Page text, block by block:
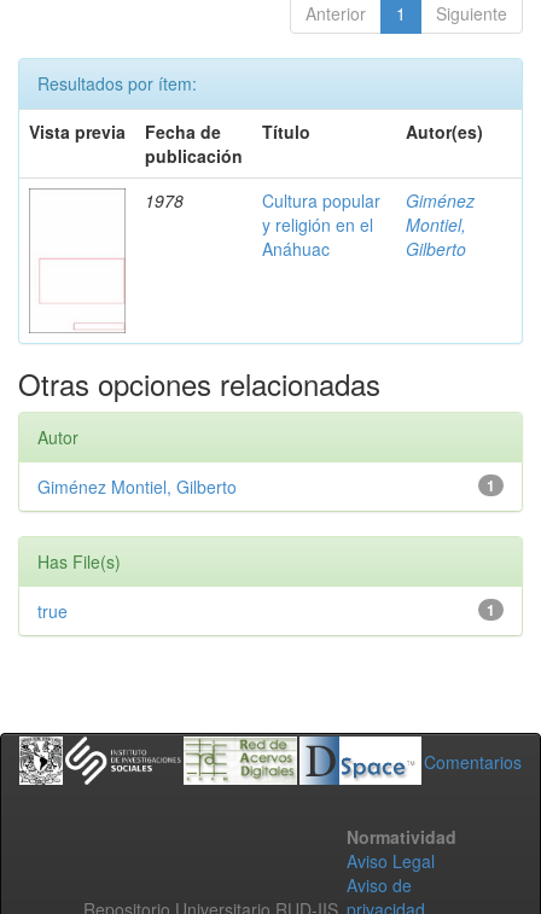
Anterior 1 Siguiente
Resultados por ítem:
Vista previa
Fecha de
publicación
Título Autor(es)
1978
Cultura popular
y religión en el
Anáhuac
Giménez
Montiel,
Gilberto
Otras opciones relacionadas
Autor
1
Giménez Montiel, Gilberto
Has File(s)
1
true
Comentarios
Repositorio Universitario RUD-IIS
Normatividad
Aviso Legal
Aviso de
privacidad